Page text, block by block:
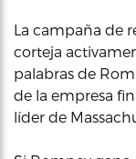
La campaña de
corteja
palabras de
de la empresa
líder de